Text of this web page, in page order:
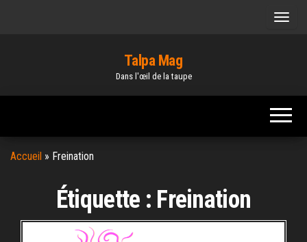
Talpa Mag
Dans l'œil de la taupe
Accueil » Freination
Étiquette : Freination